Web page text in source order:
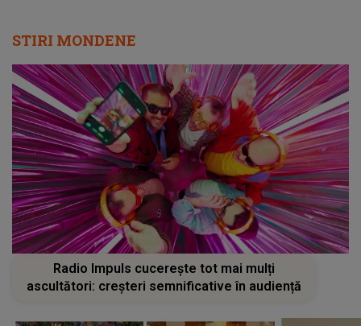
STIRI MONDENE
Radio Impuls cucerește tot mai mulți
ascultători: creșteri semnificative în audiență